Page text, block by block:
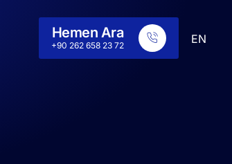
Hemen Ara
+90 262 658 23 72 EN